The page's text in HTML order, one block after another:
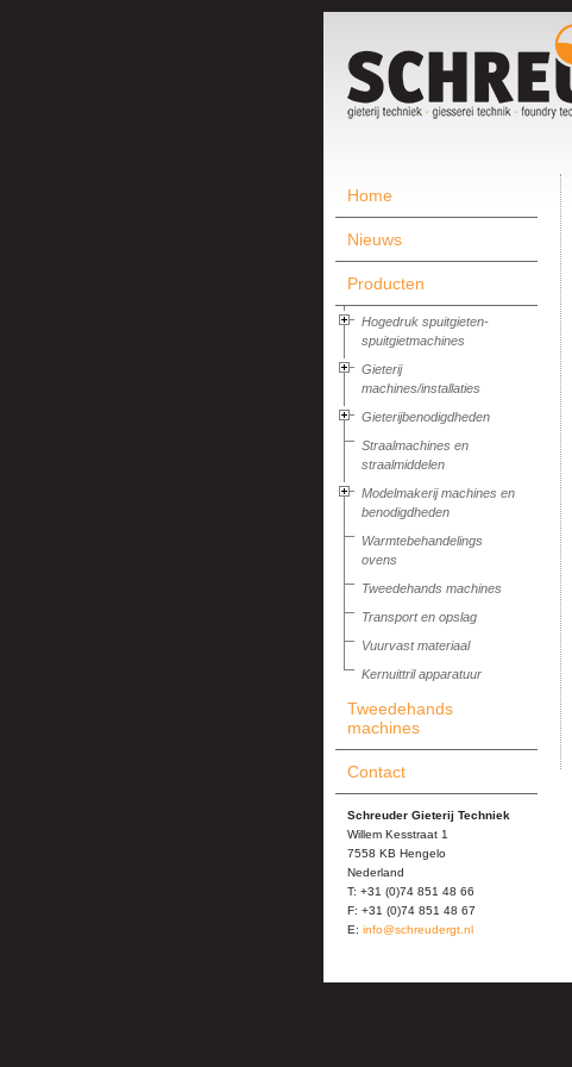
Home
Nieuws
Producten
Hogedruk spuitgieten-
spuitgietmachines
Gieterij
machines/installaties
Gieterijbenodigdheden
Straalmachines en
straalmiddelen
Modelmakerij machines en
benodigdheden
Warmtebehandelings
ovens
Tweedehands machines
Transport en opslag
Vuurvast materiaal
Kernuittril apparatuur
Tweedehands
machines
Contact
Schreuder Gieterij Techniek
Willem Kesstraat 1
7558 KB Hengelo
Nederland
T: +31 (0)74 851 48 66
F: +31 (0)74 851 48 67
E: info@schreudergt.nl